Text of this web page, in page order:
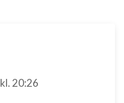
kl. 20:26